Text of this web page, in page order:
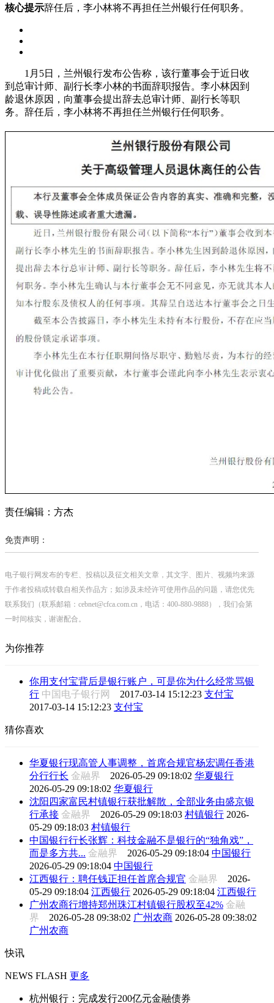
核心提示辞任后，李小林将不再担任兰州银行任何职务。
1月5日，兰州银行发布公告称，该行董事会于近日收
到总审计师、副行长李小林的书面辞职报告。李小林因到
龄退休原因，向董事会提出辞去总审计师、副行长等职
务。辞任后，李小林将不再担任兰州银行任何职务。
责任编辑：方杰
免责声明：
电子银行网发布的专栏、投稿以及征文相关文章，其文字、图片、视频均来源
于作者投稿或转载自相关作品方；如涉及未经许可使用作品的问题，请您优先
联系我们（联系邮箱：cebnet@cfca.com.cn，电话：400-880-9888），我们会第
一时间核实，谢谢配合。
为你推荐
你用支付宝背后是银行账户，可是你为什么经常骂银
行 中国电子银行网 2017-03-14 15:12:23 支付宝
2017-03-14 15:12:23 支付宝
猜你喜欢
华夏银行现高管人事调整，首席合规官杨宏调任香港
分行行长 金融界 2026-05-29 09:18:02 华夏银行
2026-05-29 09:18:02 华夏银行
沈阳四家富民村镇银行获批解散，全部业务由盛京银
行承接 金融界 2026-05-29 09:18:03 村镇银行 2026-
05-29 09:18:03 村镇银行
中国银行行长张辉：科技金融不是银行的“独角戏”，
而是多方共... 金融界 2026-05-29 09:18:04 中国银行
2026-05-29 09:18:04 中国银行
江西银行：聘任钱正担任首席合规官 金融界 2026-
05-29 09:18:04 江西银行 2026-05-29 09:18:04 江西银行
广州农商行增持郑州珠江村镇银行股权至42% 金融
界 2026-05-28 09:38:02 广州农商 2026-05-28 09:38:02
广州农商
快讯
NEWS FLASH 更多
杭州银行：完成发行200亿元金融债券